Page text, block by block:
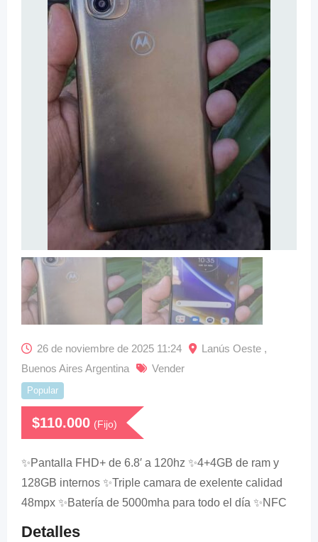
26 de noviembre de 2025 11:24
Lanús Oeste ,
Buenos Aires Argentina
Vender
Popular
$110.000 (Fijo)
✨Pantalla FHD+ de 6.8′ a 120hz ✨4+4GB de ram y
128GB internos ✨Triple camara de exelente calidad
48mpx ✨Batería de 5000mha para todo el día ✨NFC
Detalles